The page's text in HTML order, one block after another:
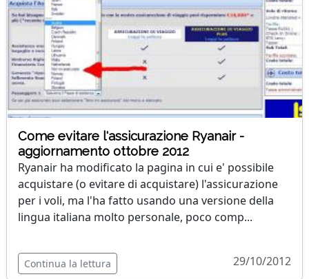
Come evitare l'assicurazione Ryanair -
aggiornamento ottobre 2012
Ryanair ha modificato la pagina in cui e' possibile
acquistare (o evitare di acquistare) l'assicurazione
per i voli, ma l'ha fatto usando una versione della
lingua italiana molto personale, poco comp...
Continua la lettura 29/10/2012